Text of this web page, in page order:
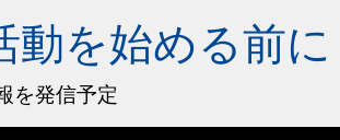
動を始める前に
を発信予定